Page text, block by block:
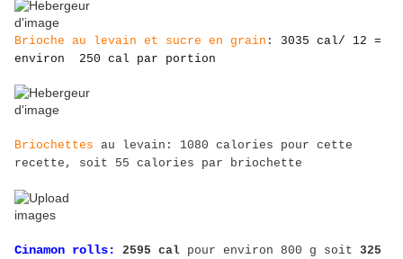
Brioche au levain et sucre en grain : 3035 cal/ 12 =
environ 250 cal par portion
Briochettes au levain: 1080 calories pour cette
recette, soit 55 calories par briochette
Cinamon rolls : 2595 cal pour environ 800 g soit 325